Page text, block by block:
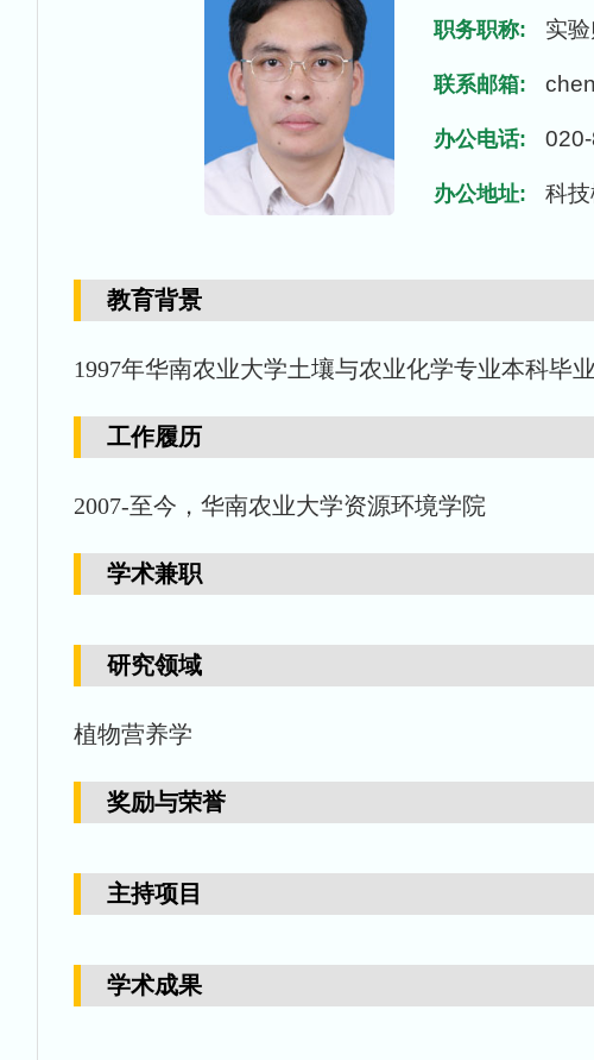
职务职称: 实
联系邮箱:
办公电话:
办公地址: 科
教育背景
1997年华南农业大学土壤与农业化学专业本科毕业
工作履历
2007-至今，华南农业大学资源环境学院
学术兼职
研究领域
植物营养学
奖励与荣誉
主持项目
学术成果